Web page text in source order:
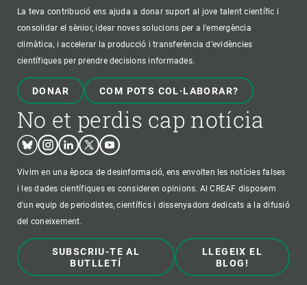
La teva contribució ens ajuda a donar suport al jove talent científic i
consolidar el sènior, idear noves solucions per a l'emergència
climàtica, i accelerar la producció i transferència d’evidències
científiques per prendre decisions informades.
DONAR COM POTS COL·LABORAR?
No et perdis cap notícia
BlueskyInstagram
LinkedinTwitterYoutube
Vivim en una època de desinformació, ens envolten les notícies falses
i les dades científiques es consideren opinions. Al CREAF disposem
d'un equip de periodistes, científics i dissenyadors dedicats a la difusió
del coneixement.
SUBSCRIU-TE AL
BUTLLETÍ
LLEGEIX EL
BLOG!